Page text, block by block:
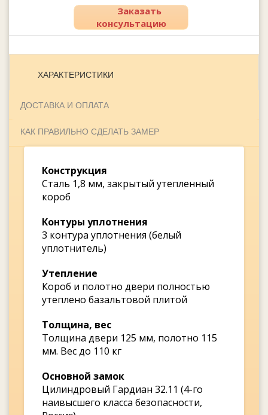
Заказать
консультацию
ХАРАКТЕРИСТИКИ
ДОСТАВКА И ОПЛАТА
КАК ПРАВИЛЬНО СДЕЛАТЬ ЗАМЕР
Конструкция
Сталь 1,8 мм, закрытый утепленный
короб
Контуры уплотнения
3 контура уплотнения (белый
уплотнитель)
Утепление
Короб и полотно двери полностью
утеплено базальтовой плитой
Толщина, вес
Толщина двери 125 мм, полотно 115
мм. Вес до 110 кг
Основной замок
Цилиндровый Гардиан 32.11 (4-го
наивысшего класса безопасности,